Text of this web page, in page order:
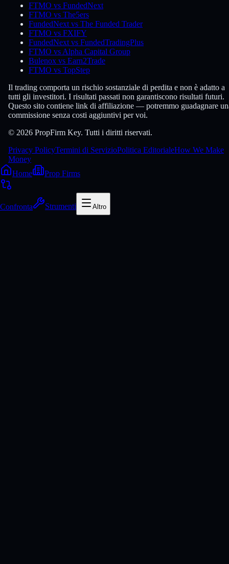
FTMO vs FundedNext
FTMO vs The5ers
FundedNext vs The Funded Trader
FTMO vs FXIFY
FundedNext vs FundedTradingPlus
FTMO vs Alpha Capital Group
Bulenox vs Earn2Trade
FTMO vs TopStep
Il trading comporta un rischio sostanziale di perdita e non è adatto a
tutti gli investitori. I risultati passati non garantiscono risultati futuri.
Questo sito contiene link di affiliazione — potremmo guadagnare
commissione senza costi aggiuntivi per voi.
© 2026 PropFirm Key. Tutti i diritti riservati.
Privacy PolicyTermini di ServizioPolitica EditorialeHow We Make
Money
Home
Prop Firms
Confronta Strumenti Altro